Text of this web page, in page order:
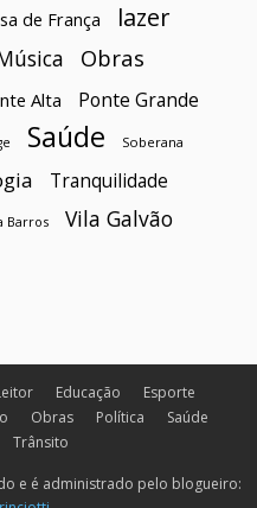
de França
lazer
Obras
Alta Ponte Grande
Saúde Soberana
Tranquilidade
Barros Vila Galvão
Educação
Esporte
Obras Política
Saúde
Trânsito
e é administrado pelo blogueiro: